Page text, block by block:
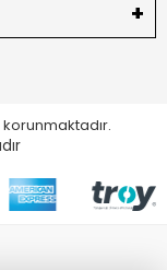
korunmaktadır.